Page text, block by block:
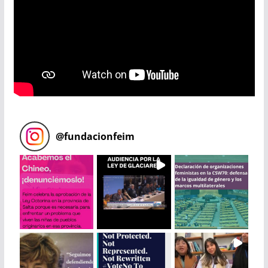
@fundacionfeim